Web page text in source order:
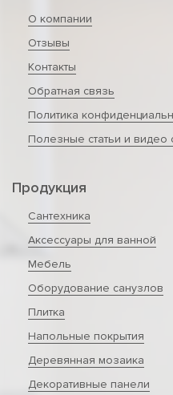
О компании
Отзывы
Контакты
Обратная связь
Политика
Полезные статьи и видео
Продукция
Сантехника
Аксессуары для ванной
Мебель
Оборудование санузлов
Плитка
Напольные покрытия
Деревянная мозаика
Декоративные панели